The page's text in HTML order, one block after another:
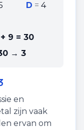
D =4
9 = 30
→ 3
en
zijn vaak
ervan om